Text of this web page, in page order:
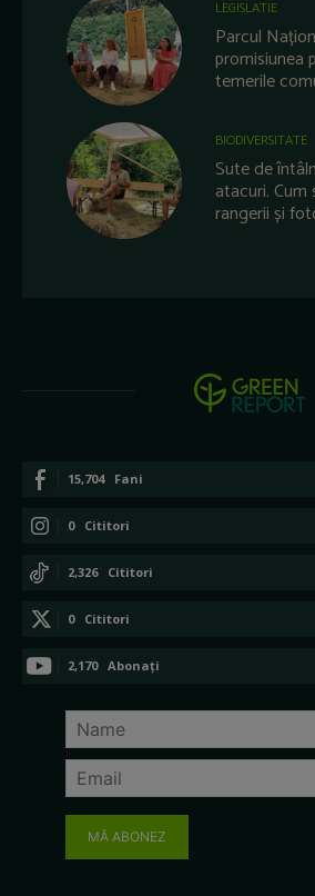
LEGISLATIE
Parcul
promisiunea
temerile
BIODIVERSITATE
Sute de
atacuri.
rangerii și
15,704 Fani
0 Cititori
2,326 Cititori
0 Cititori
2,170 Abonați
MĂ ABONEZ